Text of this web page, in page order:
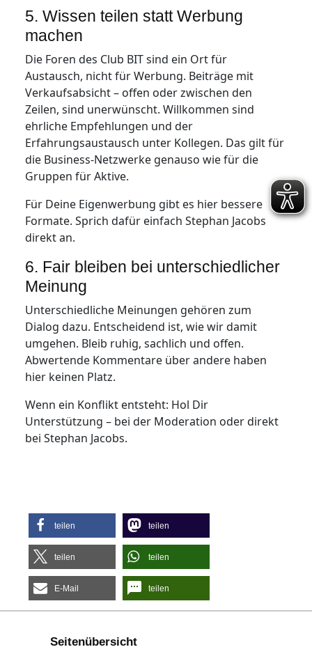
5. Wissen teilen statt Werbung
machen
Die Foren des Club BIT sind ein Ort für
Austausch, nicht für Werbung. Beiträge mit
Verkaufsabsicht – offen oder zwischen den
Zeilen, sind unerwünscht. Willkommen sind
ehrliche Empfehlungen und der
Erfahrungsaustausch unter Kollegen. Das gilt für
die Business-Netzwerke genauso wie für die
Gruppen für Aktive.
Für Deine Eigenwerbung gibt es hier bessere
Formate. Sprich dafür einfach Stephan Jacobs
direkt an.
6. Fair bleiben bei unterschiedlicher
Meinung
Unterschiedliche Meinungen gehören zum
Dialog dazu. Entscheidend ist, wie wir damit
umgehen. Bleib ruhig, sachlich und offen.
Abwertende Kommentare über andere haben
hier keinen Platz.
Wenn ein Konflikt entsteht: Hol Dir
Unterstützung – bei der Moderation oder direkt
bei Stephan Jacobs.
teilen teilen
teilen teilen
E-Mail teilen
Seitenübersicht